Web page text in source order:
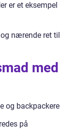
er et eksempel
nærende ret til
med
og backpackere
på